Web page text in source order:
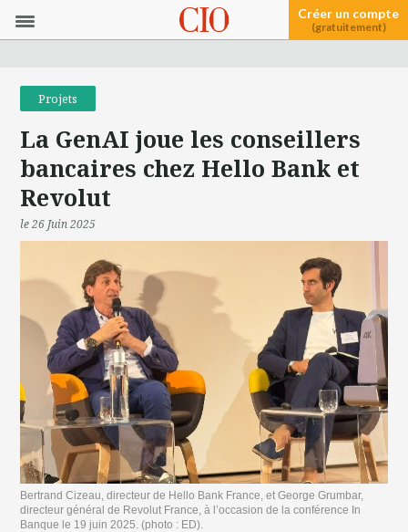
Créer un compte
(gratuitement)
Projets
La GenAI joue les conseillers
bancaires chez Hello Bank et
Revolut
le 26 Juin 2025
Bertrand Cizeau, directeur de Hello Bank France, et George Grumbar,
directeur général de Revolut France, à l’occasion de la conférence In
Banque le 19 juin 2025. (photo : ED).